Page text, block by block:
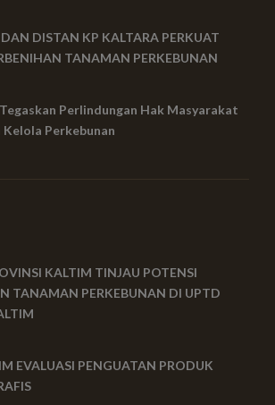
DISTAN KP KALTARA PERKUAT
TANAMAN PERKEBUNAN
Perlindungan Hak Masyarakat
Perkebunan
KALTIM TINJAU POTENSI
TANAMAN PERKEBUNAN DI UPTD
EVALUASI PENGUATAN PRODUK